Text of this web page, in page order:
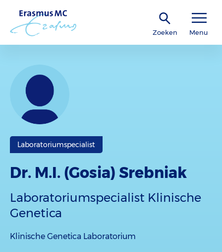
Zoeken Menu
Laboratoriumspecialist
Dr. M.I. (Gosia) Srebniak
Laboratoriumspecialist Klinische
Genetica
Klinische Genetica Laboratorium